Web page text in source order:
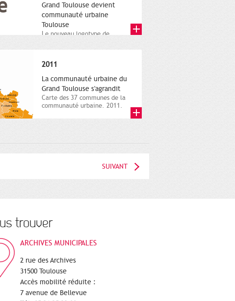
Grand Toulouse devient
communauté urbaine
Toulouse
Le nouveau logotype de
représentant l'anneau de
2011
La communauté urbaine du
Grand Toulouse s'agrandit
Carte des 37 communes de la
communauté urbaine. 2011.
SUIVANT
trouver
ARCHIVES MUNICIPALES
2 rue des Archives
31500 Toulouse
Accès mobilité réduite :
7 avenue de Bellevue